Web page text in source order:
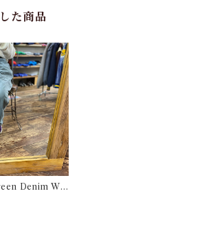
た商品
Denim Wo
グリーン デ
古着